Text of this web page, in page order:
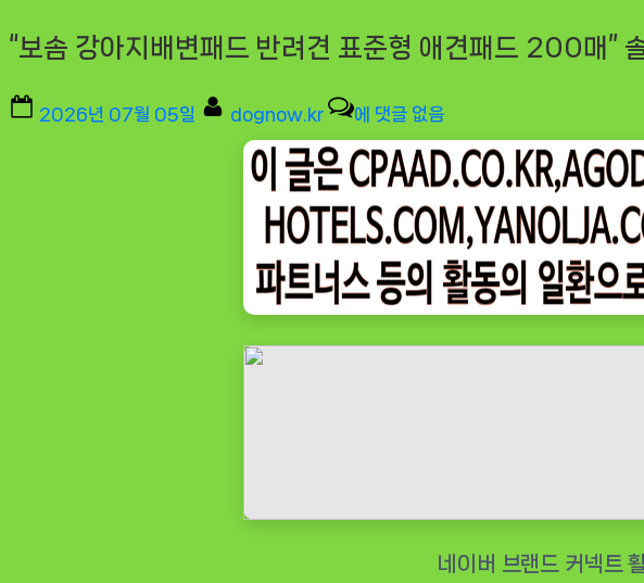
“보솜 강아지배변패드 반려견 표준형 애견패드 200매”
Posted
2026년 07월 05일 By
dognow.kr
“보
솜
강
지
배
변
패
드
에 댓글 없음